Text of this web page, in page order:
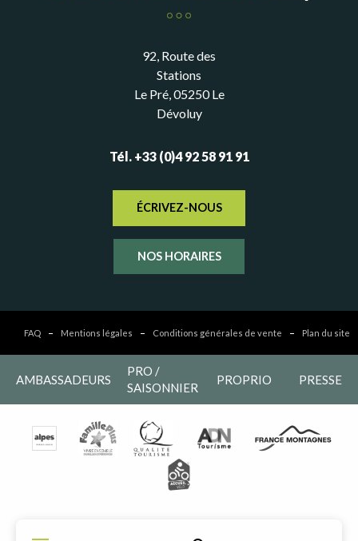
92, Route des
Stations
Le Pré, 05250 Le
Dévoluy
Tél. +33 (0)4 92 58 91 91
ÉCRIVEZ-NOUS
NOS HORAIRES
FAQ Mentions légales Conditions générales de vente Plan du site
AMBASSADEURS
PRO /
SAISONNIER
PROPRIO PRESSE